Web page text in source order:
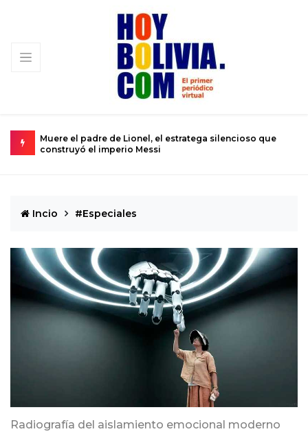
Urkupiña: El valle donde la piedra brota milagros y la fe
se convierte en realidad
Incio #Especiales
Radiografía del aislamiento emocional moderno